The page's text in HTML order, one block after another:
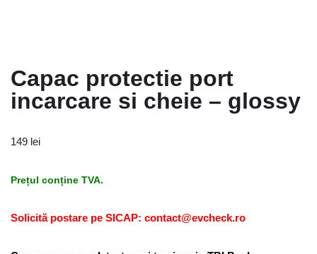
Capac protectie port
incarcare si cheie – glossy
149 lei
Prețul conține TVA.
Solicită postare pe SICAP: contact@evcheck.ro